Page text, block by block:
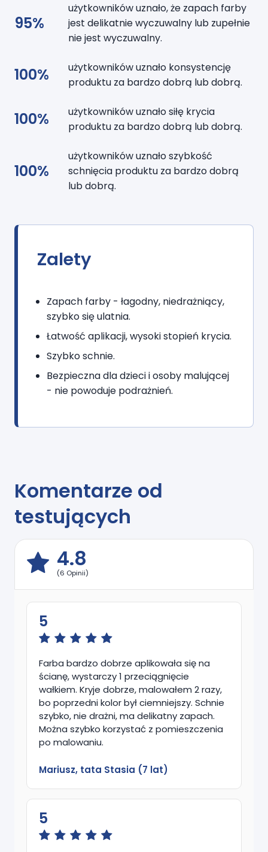
95%
użytkowników uznało, że zapach farby
jest delikatnie wyczuwalny lub zupełnie
nie jest wyczuwalny.
100%
użytkowników uznało konsystencję
produktu za bardzo dobrą lub dobrą.
100%
użytkowników uznało siłę krycia
produktu za bardzo dobrą lub dobrą.
100%
użytkowników uznało szybkość
schnięcia produktu za bardzo dobrą
lub dobrą.
Zalety
Zapach farby - łagodny, niedrażniący,
szybko się ulatnia.
Łatwość aplikacji, wysoki stopień krycia.
Szybko schnie.
Bezpieczna dla dzieci i osoby malującej
- nie powoduje podrażnień.
Komentarze od
testujących
4.8
(6 Opinii)
5
Farba bardzo dobrze aplikowała się na
ścianę, wystarczy 1 przeciągnięcie
wałkiem. Kryje dobrze, malowałem 2 razy,
bo poprzedni kolor był ciemniejszy. Schnie
szybko, nie drażni, ma delikatny zapach.
Można szybko korzystać z pomieszczenia
po malowaniu.
Mariusz, tata Stasia (7 lat)
5